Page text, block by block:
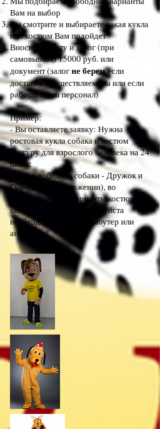
Вам на выбор
Вы смотрите и выбираете какая кукла
или костюм Вам подойдет
Вносите оплату и залог (при
самовывозе) 15000 руб. или
документ (залогне беремесли
доставку осуществляем мы или если
работает наш персонал)
Пример:
- Вы оставляете заявку: Нужна
ростовая кукла собака и костюм
кенгуру для взрослого человека на 24
июля;
- Мы: Свободны, собаки - Дружок и
Гуфи (фото во вложении), во
вложении также варианты костюмов
кенгуру. Уточните пожалуйста
необходим ли Вам промоутер или
аниматор?